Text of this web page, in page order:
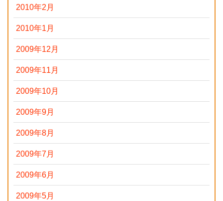
2010年2月
2010年1月
2009年12月
2009年11月
2009年10月
2009年9月
2009年8月
2009年7月
2009年6月
2009年5月